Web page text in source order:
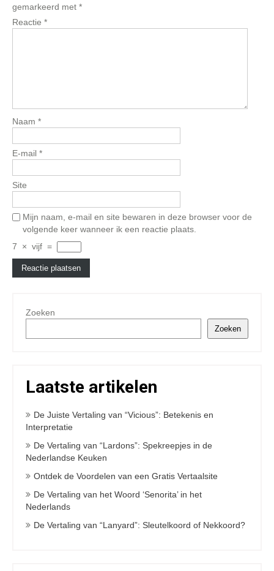
gemarkeerd met *
Reactie *
Naam *
E-mail *
Site
Mijn naam, e-mail en site bewaren in deze browser voor de
volgende keer wanneer ik een reactie plaats.
7
× vijf =
Zoeken
Zoeken
Laatste artikelen
De Juiste Vertaling van “Vicious”: Betekenis en
Interpretatie
De Vertaling van “Lardons”: Spekreepjes in de
Nederlandse Keuken
Ontdek de Voordelen van een Gratis Vertaalsite
De Vertaling van het Woord ‘Senorita’ in het
Nederlands
De Vertaling van “Lanyard”: Sleutelkoord of Nekkoord?